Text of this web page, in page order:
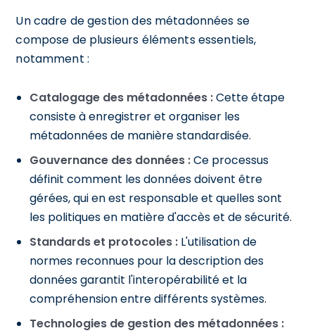
Un cadre de gestion des métadonnées se
compose de plusieurs éléments essentiels,
notamment :
Catalogage des métadonnées :Cette étape
consiste à enregistrer et organiser les
métadonnées de manière standardisée.
Gouvernance des données :Ce processus
définit comment les données doivent être
gérées, qui en est responsable et quelles sont
les politiques en matière d'accès et de sécurité.
Standards et protocoles : L'utilisation de
normes reconnues pour la description des
données garantit l'interopérabilité et la
compréhension entre différents systèmes.
Technologies de gestion des métadonnées :